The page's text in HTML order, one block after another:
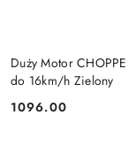
Duży Motor
do 16km/h Zielony
Cena:
1096.00